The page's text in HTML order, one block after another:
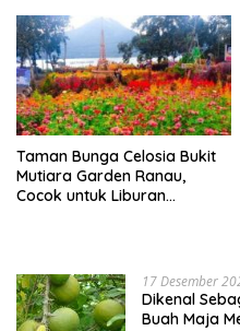
Taman Bunga Celosia Bukit
Mutiara Garden Ranau,
Cocok untuk Liburan
17 Desember
Dikenal
Buah Maja